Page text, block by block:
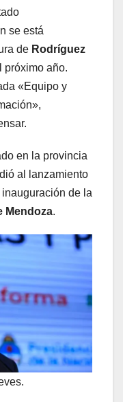
se está
de Rodríguez
próximo año.
«Equipo y
en la provincia
al lanzamiento
de la
Mendoza.